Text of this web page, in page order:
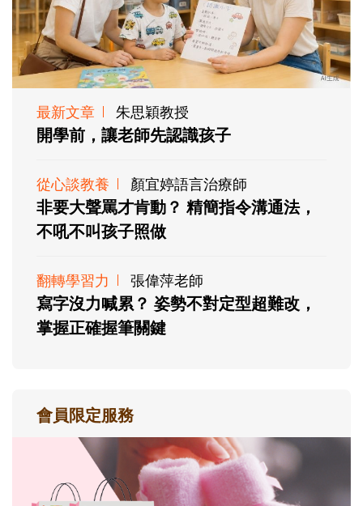
最新文章 朱思穎教授
開學前，讓老師先認識孩子
從心談教養 顏宜婷語言治療師
非要大聲罵才肯動？ 精簡指令溝通法，
不吼不叫孩子照做
翻轉學習力 張偉萍老師
寫字沒力喊累？ 姿勢不對定型超難改，
掌握正確握筆關鍵
會員限定服務